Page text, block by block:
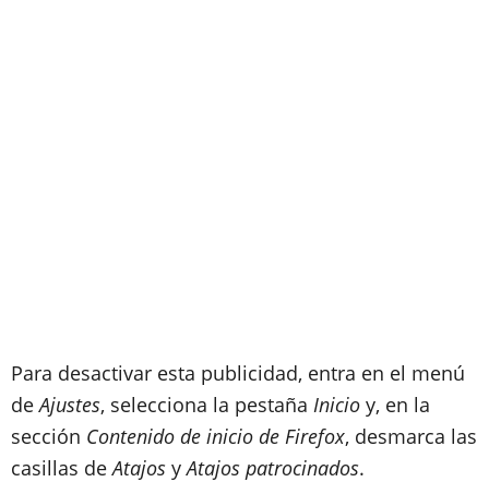
Para desactivar esta publicidad, entra en el menú
deAjustes, selecciona la pestaña Inicio y, en la
sección Contenido de inicio de Firefox, desmarca las
casillas deAtajos yAtajos patrocinados.